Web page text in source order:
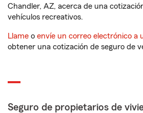
Chandler, AZ, acerca de una
vehículos recreativos.
Llame o envíe un correo electrónico a
obtener una cotización de seguro de
Seguro de propietarios de